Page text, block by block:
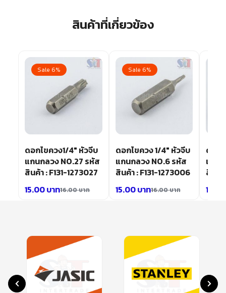
สินค้าที่เกี่ยวข้อง
Sale 6%
ดอกไขควง1/4″ หัวจีบ
แกนกลวง NO.27 รหัส
สินค้า : F131-1273027
16.00บาท
15.00บาท
Sale 6%
ดอกไขควง 1/4″ หัวจีบ
แกนกลวง NO.6 รหัส
สินค้า : F131-1273006
16.00บาท
15.00บาท
ดอก
แกน
สินค้า